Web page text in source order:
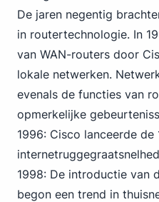
De jaren negentig
in routertechnologie. In
van WAN-routers door
lokale netwerken.
evenals de functies van
opmerkelijke
1996: Cisco lanceerde
1998: De introductie van
begon een trend in